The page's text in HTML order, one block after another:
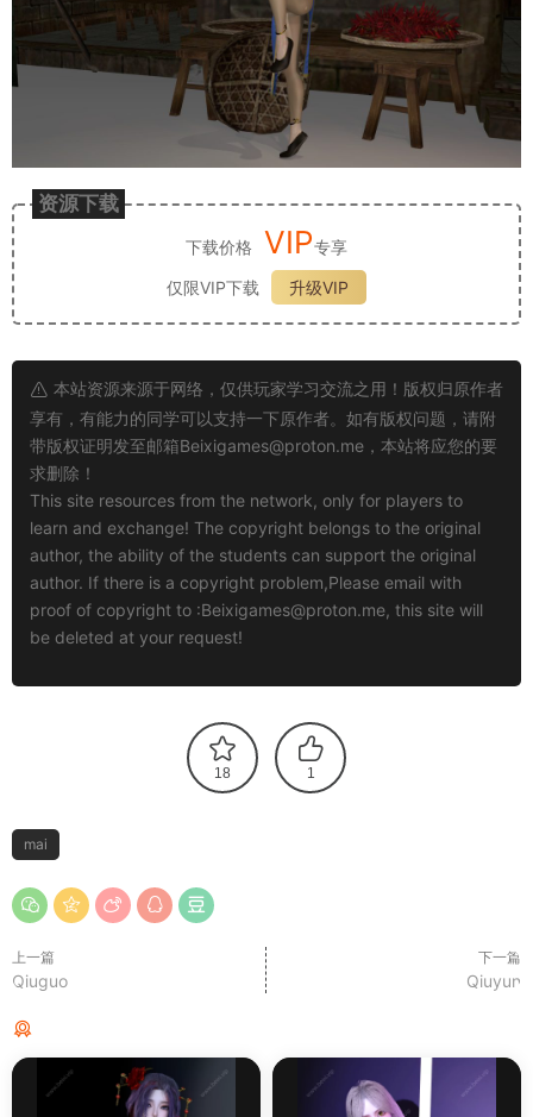
资源下载
下载价格 VIP专享
仅限VIP下载
升级VIP
本站资源来源于网络，仅供玩家学习交流之用！版权归原作者
享有，有能力的同学可以支持一下原作者。如有版权问题，请附
带版权证明发至邮箱Beixigames@proton.me ，本站将应您的要
求删除！
This site resources from the network, only for players to
learn and exchange! The copyright belongs to the original
author, the ability of the students can support the original
author. If there is a copyright problem,Please email with
proof of copyright to :Beixigames@proton.me, this site will
be deleted at your request!
18 1
mai
上一篇
Qiuguo
下一篇
Qiuyun